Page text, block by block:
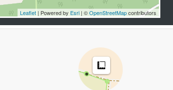
Leaflet | Powered by Esri | ©OpenStreetMapcontributors